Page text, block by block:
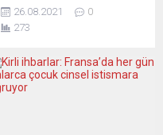
genel seçimleri için
Atatürk’lü seçim afişi
paylaşınca ortalık karıştı.
Türkiye kökenlilerden
26.08.2021
0
273